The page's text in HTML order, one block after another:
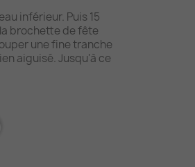
inférieur. Puis 15
brochette de fête
une fine tranche
aiguisé. Jusqu'à ce